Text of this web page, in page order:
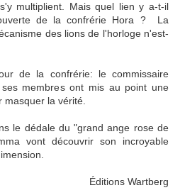
multiplient. Mais quel lien y a-t-il
de la confrérie Hora ? La
des lions de l'horloge n'est-
de la confrérie: le commissaire
membres ont mis au point une
la vérité.
le dédale du "grand ange rose de
vont découvrir son incroyable
Éditions Wartberg